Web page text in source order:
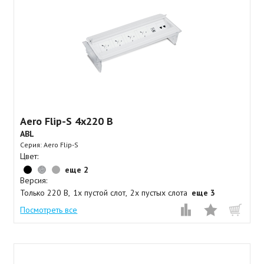
Aero Flip-S 4x220 B
ABL
Серия: Aero Flip-S
Цвет:
еще 2
Версия:
Только 220 В 1x пустой слот 2x пустых слота еще 3
Посмотреть все